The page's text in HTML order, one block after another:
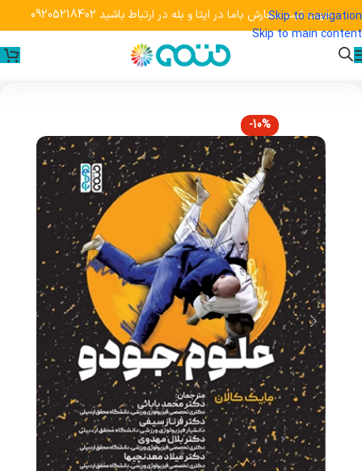
Skip to navigation
Skip to main content
جهت ثبت سفارش باما در ایتا و بله در ارتباط باشید 09205218402
-10%